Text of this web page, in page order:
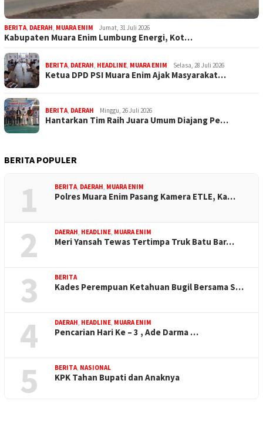
BERITA, DAERAH, MUARA ENIM Jumat, 31 Juli 2026
Kabupaten Muara Enim Lumbung Energi, Kot…
BERITA, DAERAH, HEADLINE, MUARA ENIM Selasa, 28 Juli 2026
Ketua DPD PSI Muara Enim Ajak Masyarakat…
BERITA, DAERAH Minggu, 26 Juli 2026
Hantarkan Tim Raih Juara Umum Diajang Pe…
BERITA POPULER
1 BERITA, DAERAH, MUARA ENIM
Polres Muara Enim Pasang Kamera ETLE, Ka…
2 DAERAH, HEADLINE, MUARA ENIM
Meri Yansah Tewas Tertimpa Truk Batu Bar…
3 BERITA
Kades Perempuan Ketahuan Bugil Bersama S…
4 DAERAH, HEADLINE, MUARA ENIM
Pencarian Hari Ke – 3 , Ade Darma …
5 BERITA, NASIONAL
KPK Tahan Bupati dan Anaknya